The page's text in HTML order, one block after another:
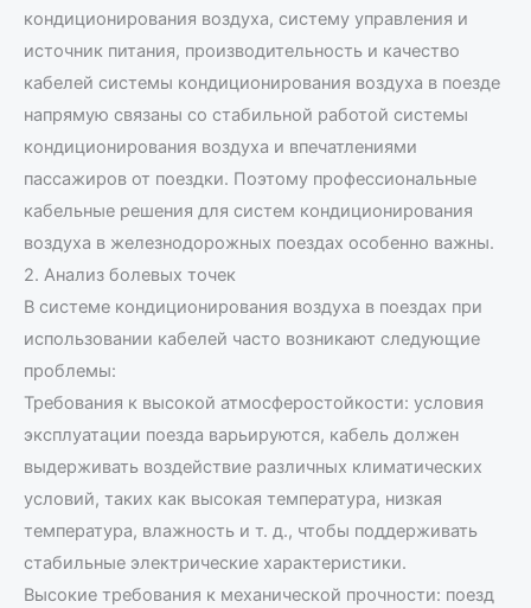
кондиционирования воздуха, систему управления и
источник питания, производительность и качество
кабелей системы кондиционирования воздуха в поезде
напрямую связаны со стабильной работой системы
кондиционирования воздуха и впечатлениями
пассажиров от поездки. Поэтому профессиональные
кабельные решения для систем кондиционирования
воздуха в железнодорожных поездах особенно важны.
2. Анализ болевых точек
В системе кондиционирования воздуха в поездах при
использовании кабелей часто возникают следующие
проблемы:
Требования к высокой атмосферостойкости: условия
эксплуатации поезда варьируются, кабель должен
выдерживать воздействие различных климатических
условий, таких как высокая температура, низкая
температура, влажность и т. д., чтобы поддерживать
стабильные электрические характеристики.
Высокие требования к механической прочности: поезд